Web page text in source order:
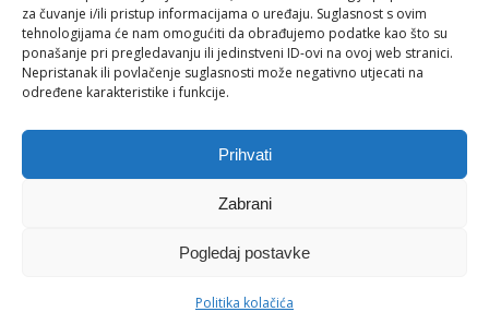
za čuvanje i/ili pristup informacijama o uređaju. Suglasnost s ovim
tehnologijama će nam omogućiti da obrađujemo podatke kao što su
ponašanje pri pregledavanju ili jedinstveni ID-ovi na ovoj web stranici.
Nepristanak ili povlačenje suglasnosti može negativno utjecati na
određene karakteristike i funkcije.
Prihvati
Zabrani
Pogledaj postavke
Politika kolačića